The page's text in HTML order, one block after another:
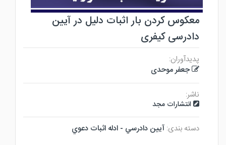
معکوس کردن بار اثبات دلیل در آیین
دادرسی کیفری
پدیدآوران:
جعفر موحدی
ناشر:
انتشارات مجد
دسته بندی: آيين دادرسي - ادله اثبات دعوي